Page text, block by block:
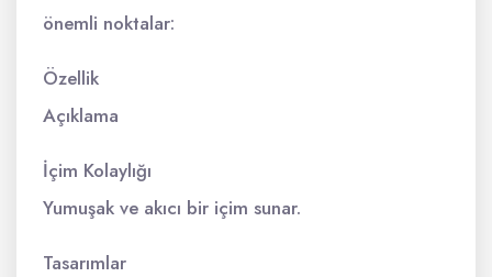
önemli noktalar:
Özellik
Açıklama
İçim Kolaylığı
Yumuşak ve akıcı bir içim sunar.
Tasarımlar